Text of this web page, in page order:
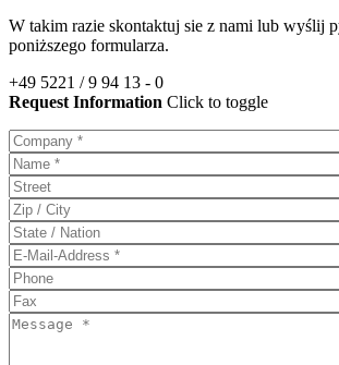
W takim razie skontaktuj sie z nami lub wyślij
poniższego formularza.
+49 5221 / 9 94 13 - 0
Request Information Click to toggle